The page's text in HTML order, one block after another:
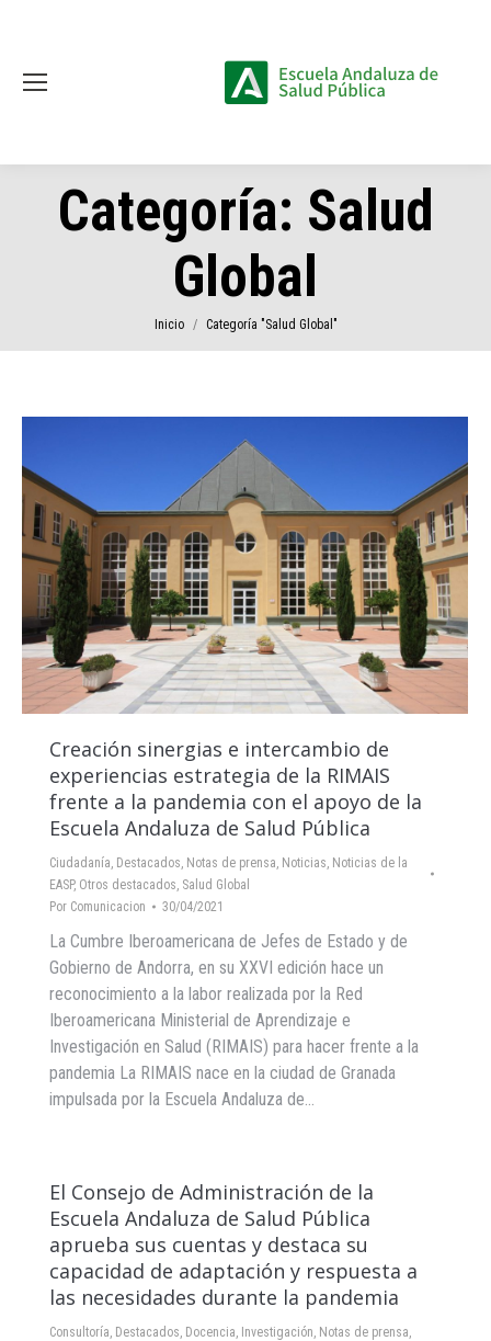
Categoría: Salud
Global
Estás aquí:
Inicio Categoría "Salud Global"
Creación sinergias e intercambio de
experiencias estrategia de la RIMAIS
frente a la pandemia con el apoyo de la
Escuela Andaluza de Salud Pública
Ciudadanía, Destacados, Notas de prensa, Noticias, Noticias de la
EASP, Otros destacados, Salud Global
Por Comunicacion 30/04/2021
La Cumbre Iberoamericana de Jefes de Estado y de
Gobierno de Andorra, en su XXVI edición hace un
reconocimiento a la labor realizada por la Red
Iberoamericana Ministerial de Aprendizaje e
Investigación en Salud (RIMAIS) para hacer frente a la
pandemia La RIMAIS nace en la ciudad de Granada
impulsada por la Escuela Andaluza de…
El Consejo de Administración de la
Escuela Andaluza de Salud Pública
aprueba sus cuentas y destaca su
capacidad de adaptación y respuesta a
las necesidades durante la pandemia
Consultoría, Destacados, Docencia, Investigación, Notas de prensa,